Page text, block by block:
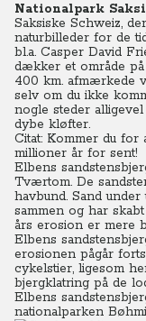
Nationalpark
Saksiske Schweiz,
naturbilleder for de
bl.a. Casper David
dækker et område
400 km. afmærkede
selv om du ikke
nogle steder
dybe kløfter.
Citat: Kommer du for
millioner år for sent!
Elbens
Tværtom. De
havbund. Sand
sammen og har
års erosion er mere
Elbens
erosionen pågår
cykelstier, ligesom
bjergklatring på de
Elbens
nationalparken